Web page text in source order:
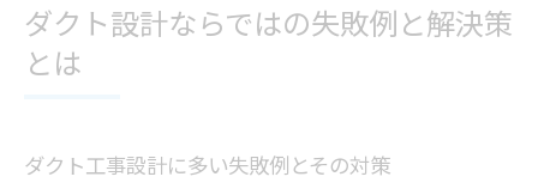
ダクト設計ならではの失敗例と解決策
とは
ダクト工事設計に多い失敗例とその対策